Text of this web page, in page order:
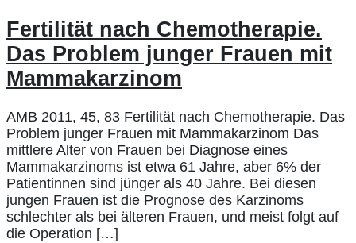
Fertilität nach Chemotherapie.
Das Problem junger Frauen mit
Mammakarzinom
AMB 2011, 45, 83 Fertilität nach Chemotherapie. Das
Problem junger Frauen mit Mammakarzinom Das
mittlere Alter von Frauen bei Diagnose eines
Mammakarzinoms ist etwa 61 Jahre, aber 6% der
Patientinnen sind jünger als 40 Jahre. Bei diesen
jungen Frauen ist die Prognose des Karzinoms
schlechter als bei älteren Frauen, und meist folgt auf
die Operation […]